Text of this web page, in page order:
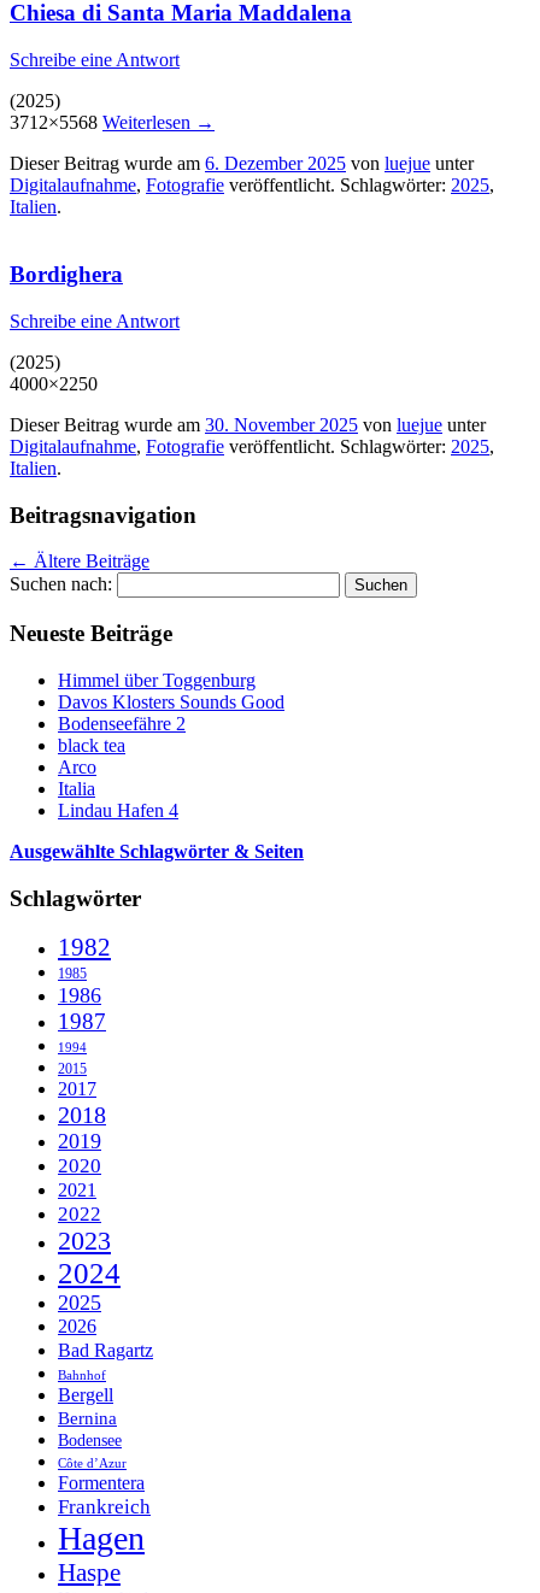
Chiesa di Santa Maria Maddalena
Schreibe eine Antwort
(2025)
3712×5568 Weiterlesen →
Dieser Beitrag wurde am 6. Dezember 2025 von luejue unter
Digitalaufnahme, Fotografie veröffentlicht. Schlagwörter: 2025,
Italien.
Bordighera
Schreibe eine Antwort
(2025)
4000×2250
Dieser Beitrag wurde am 30. November 2025 von luejue unter
Digitalaufnahme, Fotografie veröffentlicht. Schlagwörter: 2025,
Italien.
Beitragsnavigation
← Ältere Beiträge
Suchen nach:
Neueste Beiträge
Himmel über Toggenburg
Davos Klosters Sounds Good
Bodenseefähre 2
black tea
Arco
Italia
Lindau Hafen 4
Ausgewählte Schlagwörter & Seiten
Schlagwörter
1982
1985
1986
1987
1994
2015
2017
2018
2019
2020
2021
2022
2023
2024
2025
2026
Bad Ragartz
Bahnhof
Bergell
Bernina
Bodensee
Côte d’Azur
Formentera
Frankreich
Hagen
Haspe